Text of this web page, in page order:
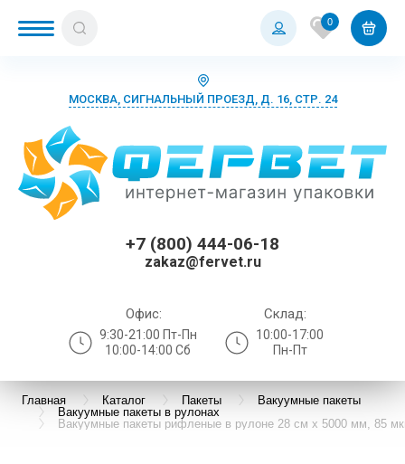
0
МОСКВА, СИГНАЛЬНЫЙ ПРОЕЗД, Д. 16, СТР. 24
+7 (800) 444-06-18
zakaz@fervet.ru
Офис:
9:30-21:00 Пт-Пн
10:00-14:00 Сб
Склад:
10:00-17:00
Пн-Пт
Главная Каталог Пакеты
Вакуумные пакеты
Вакуумные пакеты в рулонах
Вакуумные пакеты рифленые в рулоне 28 см x 5000 мм, 85